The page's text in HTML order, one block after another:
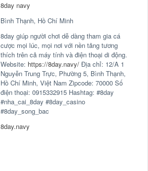
8day navy
Bình Thạnh, Hồ Chí Minh
8day giúp người chơi dễ dàng tham gia cá
cược mọi lúc, mọi nơi với nền tảng tương
thích trên cả máy tính và điện thoại di động.
Website: https://8day.navy/ Địa chỉ: 12/A 1
Nguyễn Trung Trực, Phường 5, Bình Thạnh,
Hồ Chí Minh, Việt Nam Zipcode: 70000 Số
điện thoại: 0915332915 Hashtag: #8day
#nha_cai_8day #8day_casino
#8day_song_bac
8day.navy